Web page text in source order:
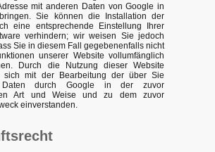
mit anderen Daten von Google in
Sie können die Installation der
eine entsprechende Einstellung Ihrer
verhindern; wir weisen Sie jedoch
Sie in diesem Fall gegebenenfalls nicht
unserer Website vollumfänglich
Durch die Nutzung dieser Website
sich mit der Bearbeitung der über Sie
Daten durch Google in der zuvor
Art und Weise und zu dem zuvor
einverstanden.